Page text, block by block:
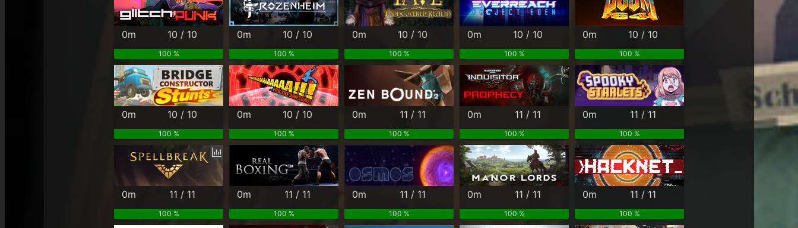
0m 10 / 10
100 %
0m 10 / 10
100 %
0m 10 / 10
100 %
0m 10 / 10
100 %
0m 10 / 10
100 %
0m 10 / 10
100 %
0m 10 / 10
100 %
0m 11 / 11
100 %
0m 11 / 11
100 %
0m 11 / 11
100 %
0m 11 / 11
100 %
0m 11 / 11
100 %
0m 11 / 11
100 %
0m 11 / 11
100 %
0m 11 / 11
100 %